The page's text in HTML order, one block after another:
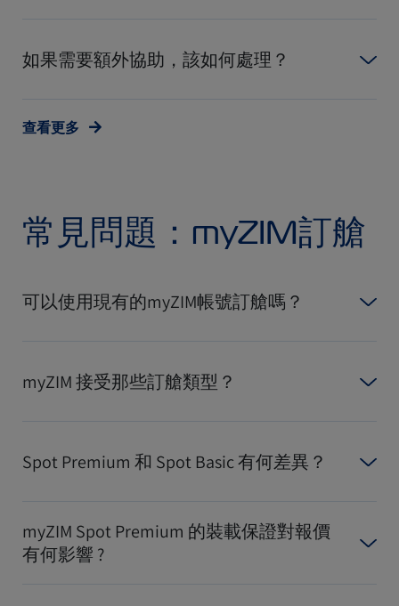
如果需要額外協助，該如何處理？
查看更多
常見問題：myZIM訂艙
可以使用現有的myZIM帳號訂艙嗎？
myZIM 接受那些訂艙類型？
Spot Premium 和 Spot Basic 有何差異？
myZIM Spot Premium 的裝載保證對報價
有何影響 ?